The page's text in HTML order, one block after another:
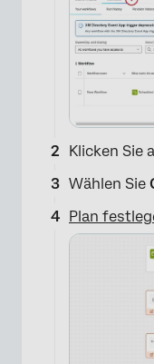
Klicken Sie
Wählen Sie
Plan